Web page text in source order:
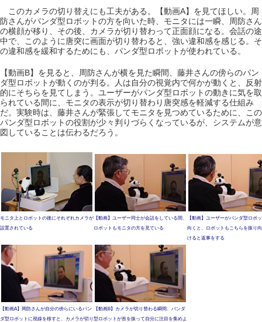
このカメラの切り替えにも工夫がある。【動画A】を見てほしい。周
防さんがパンダ型ロボットの方を向いた時、モニタには一瞬、周防さん
の横顔が移り、その後、カメラが切り替わって正面顔になる。会話の途
中で、このように唐突に画面が切り替わると、強い違和感を感じる。そ
の違和感を緩和するためにも、パンダ型ロボットが使われている。
【動画B】を見ると、周防さんが横を見た瞬間、藤井さんの傍らのパン
ダ型ロボットが動くのが判る。人は自分の視覚内で何かが動くと、反射
的にそちらを見てしまう。ユーザーがパンダ型ロボットの動きに気を取
られている間に、モニタの表示が切り替わり唐突感を軽減する仕組み
だ。実験時は、藤井さんが緊張してモニタを見つめているために、この
パンダ型ロボットの役割が少々判りづらくなっているが、システムが意
図していることは伝わるだろう。
モニタ上とロボットの後にそれぞれカメラが
設置されている
【動画】ユーザー同士が会話をしている間、
ロボットもモニタの方を見ている
【動画】ユーザーがパンダ型ロボ
向くと、ロボットもこちらを振り
けると返事をする
【動画A】周防さんが自分の傍らにいるパン
ダ型ロボットに視線を移すと、カメラが切り
【動画B】カメラが切り替わる瞬間、パンダ
型ロボットが首を振って自分に注目を集めよ